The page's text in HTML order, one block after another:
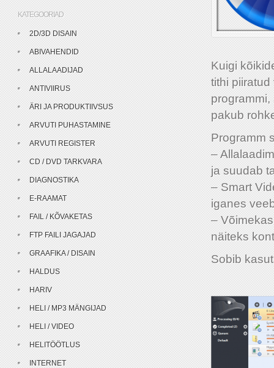
Kuigi
tithi
pakub
Programm
–
ja suudab
– Smart
iganes
–
näiteks
Sobib
KATEGOORIAD
2D/3D DISAIN
ABIVAHENDID
ALLALAADIJAD
ANTIVIIRUS
ÄRI JA PRODUKTIIVSUS
ARVUTI PUHASTAMINE
ARVUTI REGISTER
CD / DVD TARKVARA
DIAGNOSTIKA
E-RAAMAT
FAIL / KÕVAKETAS
FTP FAILI JAGAJAD
GRAAFIKA / DISAIN
HALDUS
HARIV
HELI / MP3 MÄNGIJAD
HELI / VIDEO
HELITÖÖTLUS
INTERNET